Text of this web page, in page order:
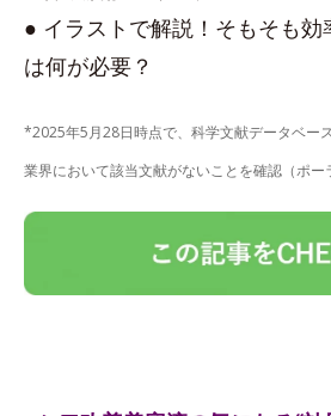
● イラストで解説！そもそも効
は何が必要？
*2025年5月28日時点で、科学文献データベー
業界において該当文献がないことを確認（ポー